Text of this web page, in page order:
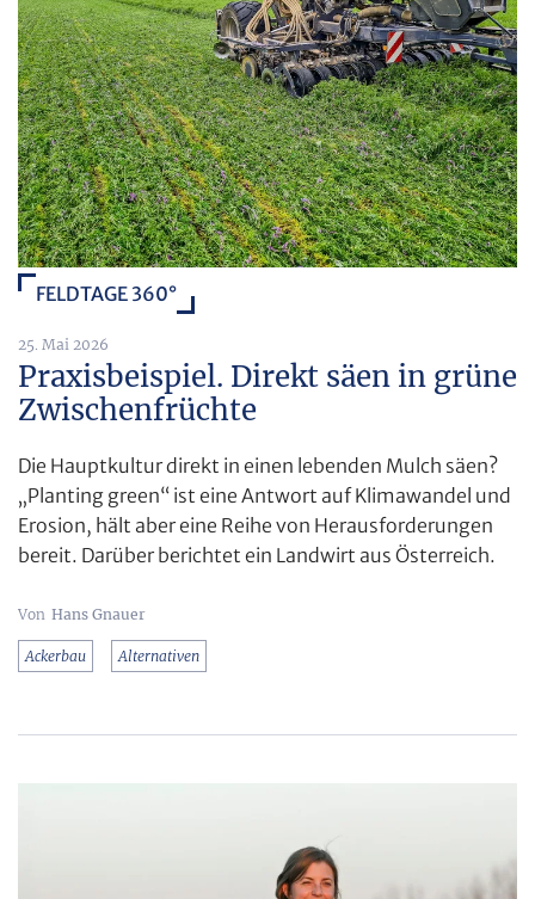
FELDTAGE 360°
25. Mai 2026
Praxisbeispiel. Direkt säen in grüne
Zwischenfrüchte
Die Hauptkultur direkt in einen lebenden Mulch säen?
„Planting green“ ist eine Antwort auf Klimawandel und
Erosion, hält aber eine Reihe von Herausforderungen
bereit. Darüber berichtet ein Landwirt aus Österreich.
Hans Gnauer
Ackerbau Alternativen